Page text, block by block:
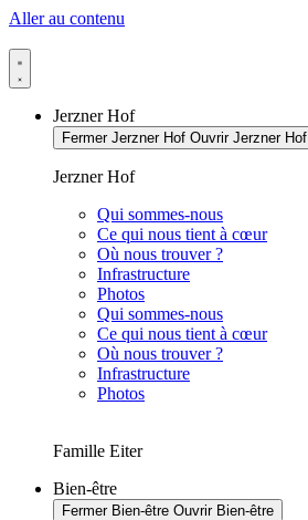
Aller au contenu
Jerzner Hof
Fermer Jerzner Hof Ouvrir Jerzner Hof
Jerzner Hof
Qui sommes-nous
Ce qui nous tient à cœur
Où nous trouver ?
Infrastructure
Photos
Qui sommes-nous
Ce qui nous tient à cœur
Où nous trouver ?
Infrastructure
Photos
Famille Eiter
Bien-être
Fermer Bien-être Ouvrir Bien-être